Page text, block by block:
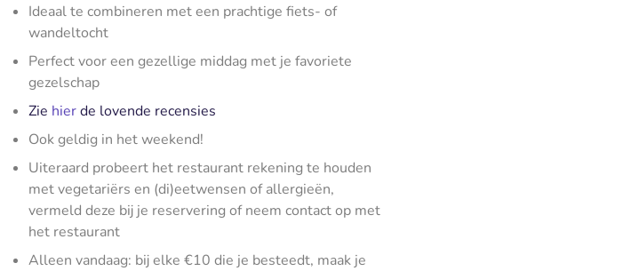
Ideaal te combineren met een prachtige fiets- of
wandeltocht
Perfect voor een gezellige middag met je favoriete
gezelschap
Zie hierde lovende recensies
Ook geldig in het weekend!
Uiteraard probeert het restaurant rekening te houden
met vegetariërs en (di)eetwensen of allergieën,
vermeld deze bij je reservering of neem contact op met
het restaurant
Alleen vandaag: bij elke €10 die je besteedt, maak je